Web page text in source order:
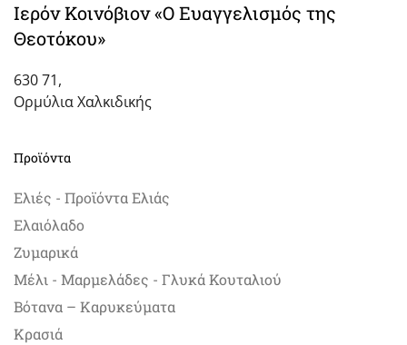
Ιερόν Κοινόβιον «Ο Ευαγγελισμός της
Θεοτόκου»
630 71,
Ορμύλια Χαλκιδικής
Προϊόντα
Ελιές - Προϊόντα Ελιάς
Ελαιόλαδο
Ζυμαρικά
Μέλι - Μαρμελάδες - Γλυκά Κουταλιού
Βότανα – Καρυκεύματα
Κρασιά